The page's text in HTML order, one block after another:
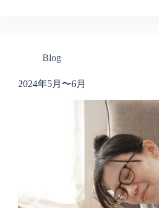
Blog
2024年5月〜6月